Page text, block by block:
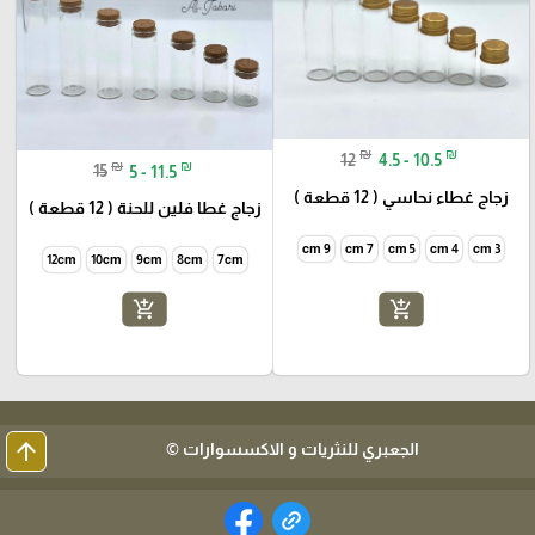
12 ₪ 4.5 - 10.5 ₪
زجاج غطاء نحاسي ( 12 قطعة )
3 cm
4 cm
5 cm
7 cm
9 cm
add_shopping_cart
15 ₪ 5 - 11.5 ₪
زجاج غطا فلين للحنة ( 12 قطعة )
7cm
8cm
9cm
10cm
12cm
add_shopping_cart
الجعبري للنثريات و الاكسسوارات © arrow_upward